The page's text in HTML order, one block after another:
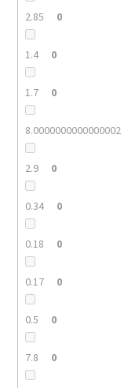
2.85 0
1.4 0
1.7 0
2.9 0
0.34 0
0.18 0
0.17 0
0.5 0
7.8 0